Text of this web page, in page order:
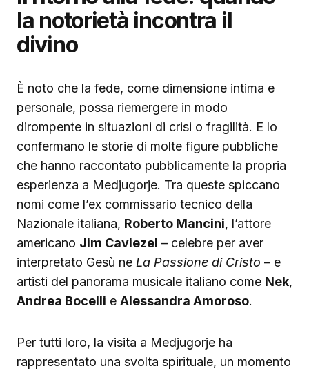
la notorietà incontra il
divino
È noto che la fede, come dimensione intima e
personale, possa riemergere in modo
dirompente in situazioni di crisi o fragilità. E lo
confermano le storie di molte figure pubbliche
che hanno raccontato pubblicamente la propria
esperienza a Medjugorje. Tra queste spiccano
nomi come l’ex commissario tecnico della
Nazionale italiana, Roberto Mancini, l’attore
americano Jim Caviezel – celebre per aver
interpretato Gesù ne La Passione di Cristo – e
artisti del panorama musicale italiano come Nek,
Andrea Bocelli e Alessandra Amoroso.
Per tutti loro, la visita a Medjugorje ha
rappresentato una svolta spirituale, un momento